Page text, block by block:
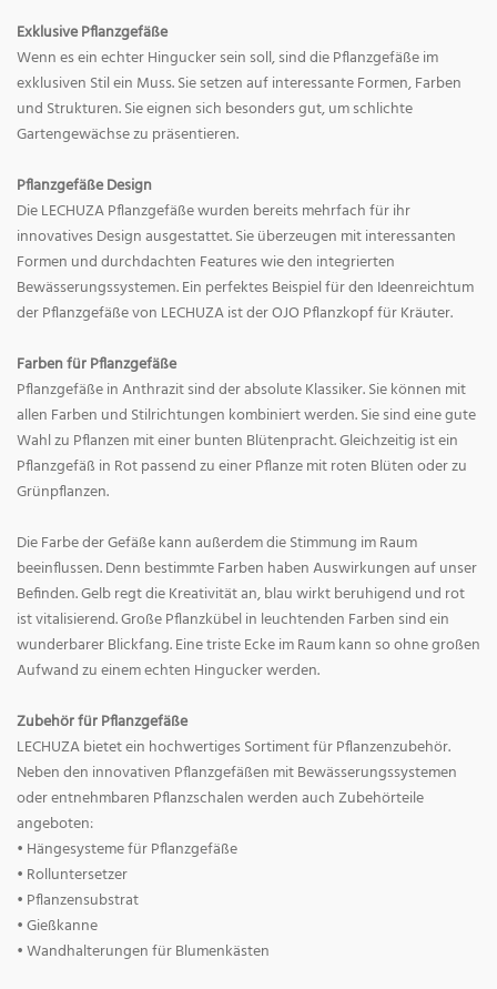
Exklusive Pflanzgefäße
Wenn es ein echter Hingucker sein soll, sind die Pflanzgefäße im
exklusiven Stil ein Muss. Sie setzen auf interessante Formen, Farben
und Strukturen. Sie eignen sich besonders gut, um schlichte
Gartengewächse zu präsentieren.
Pflanzgefäße Design
Die LECHUZA Pflanzgefäße wurden bereits mehrfach für ihr
innovatives Design ausgestattet. Sie überzeugen mit interessanten
Formen und durchdachten Features wie den integrierten
Bewässerungssystemen. Ein perfektes Beispiel für den Ideenreichtum
der Pflanzgefäße von LECHUZA ist der OJO Pflanzkopf für Kräuter.
Farben für Pflanzgefäße
Pflanzgefäße in Anthrazit sind der absolute Klassiker. Sie können mit
allen Farben und Stilrichtungen kombiniert werden. Sie sind eine gute
Wahl zu Pflanzen mit einer bunten Blütenpracht. Gleichzeitig ist ein
Pflanzgefäß in Rot passend zu einer Pflanze mit roten Blüten oder zu
Grünpflanzen.
Die Farbe der Gefäße kann außerdem die Stimmung im Raum
beeinflussen. Denn bestimmte Farben haben Auswirkungen auf unser
Befinden. Gelb regt die Kreativität an, blau wirkt beruhigend und rot
ist vitalisierend. Große Pflanzkübel in leuchtenden Farben sind ein
wunderbarer Blickfang. Eine triste Ecke im Raum kann so ohne großen
Aufwand zu einem echten Hingucker werden.
Zubehör für Pflanzgefäße
LECHUZA bietet ein hochwertiges Sortiment für Pflanzenzubehör.
Neben den innovativen Pflanzgefäßen mit Bewässerungssystemen
oder entnehmbaren Pflanzschalen werden auch Zubehörteile
angeboten:
• Hängesysteme für Pflanzgefäße
• Rolluntersetzer
• Pflanzensubstrat
• Gießkanne
• Wandhalterungen für Blumenkästen